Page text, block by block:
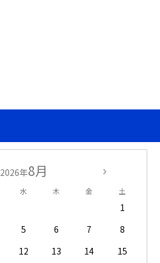
2026年8月
水 木 金 土
1
5 6 7
8
12 13 14
15